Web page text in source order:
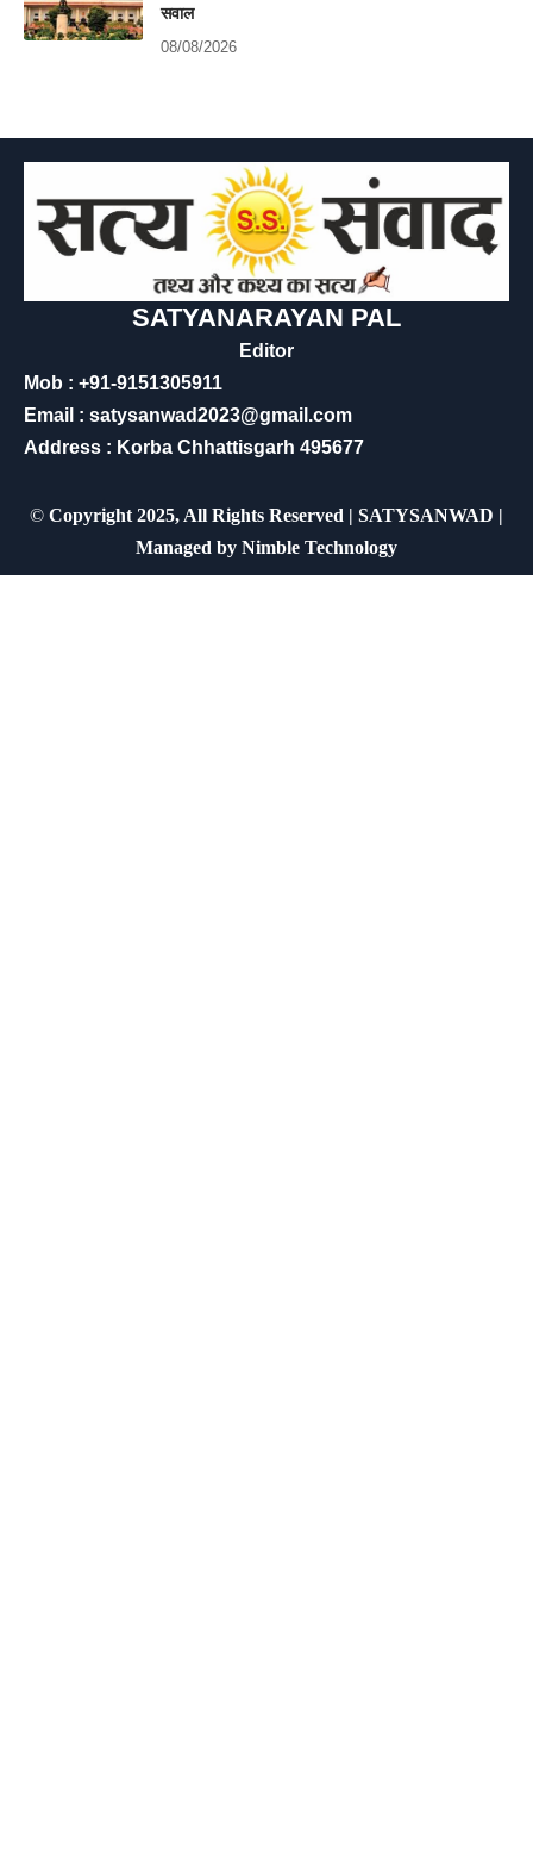
सवाल
08/08/2026
SATYANARAYAN PAL
Editor
Mob : +91-9151305911
Email : satysanwad2023@gmail.com
Address : Korba Chhattisgarh 495677
© Copyright 2025, All Rights Reserved | SATYSANWAD |
Managed by Nimble Technology